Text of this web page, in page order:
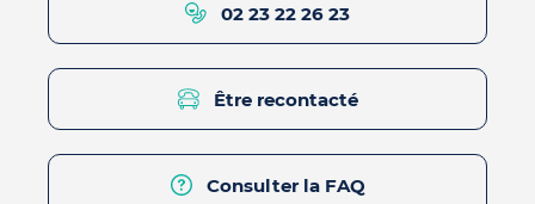
02 23 22 26 23
Être recontacté
Consulter la FAQ